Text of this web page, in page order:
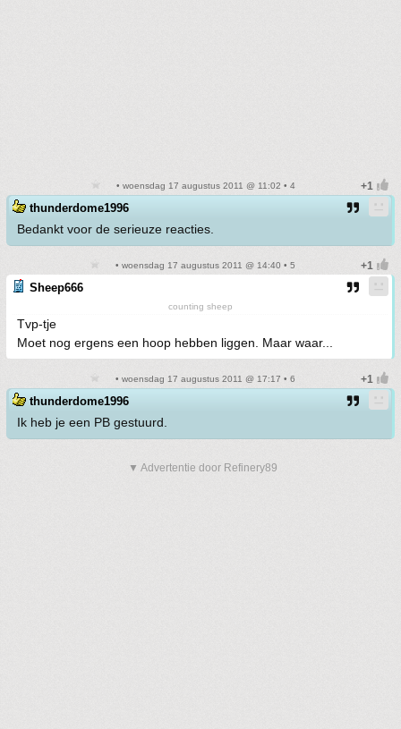
• woensdag 17 augustus 2011 @ 11:02 • 4
thunderdome1996
Bedankt voor de serieuze reacties.
• woensdag 17 augustus 2011 @ 14:40 • 5
Sheep666
counting sheep
Tvp-tje
Moet nog ergens een hoop hebben liggen. Maar waar...
• woensdag 17 augustus 2011 @ 17:17 • 6
thunderdome1996
Ik heb je een PB gestuurd.
▼ Advertentie door Refinery89